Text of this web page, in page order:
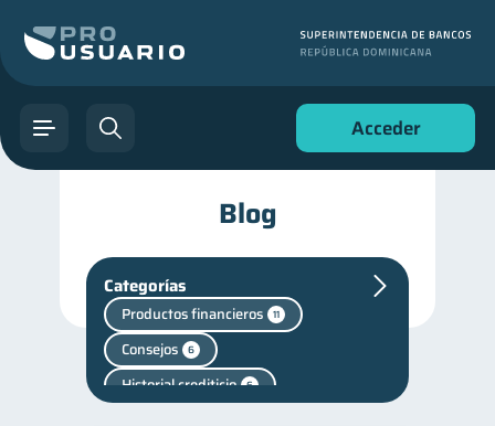
Acceder
Blog
Categorías
Productos financieros 11
Consejos 6
Historial crediticio 6